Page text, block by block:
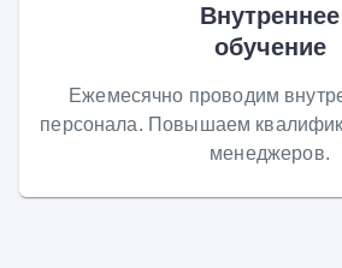
Внутреннее
обучение
Ежемесячно проводим
персонала. Повышаем
менеджеров.